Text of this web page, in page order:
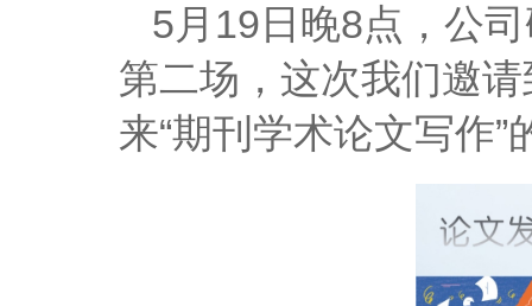
5月19日晚8点，公
第二场，这次我们邀
来“期刊学术论文写作”